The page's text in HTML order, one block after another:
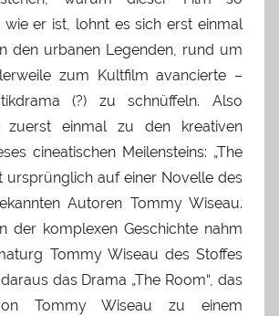
er ist, lohnt es sich erst einmal
den urbanen Legenden, rund um
zum Kultfilm avancierte –
(?) zu schnüffeln. Also
zuerst einmal zu den kreativen
cineatischen Meilensteins: „The
ursprünglich auf einer Novelle des
Autoren Tommy Wiseau.
der komplexen Geschichte nahm
Tommy Wiseau des Stoffes
das Drama „The Room“, das
Tommy Wiseau zu einem